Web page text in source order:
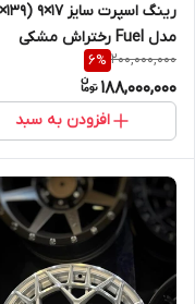
مدل Fuel رختراش مشکی
200,000,000
6%
188,000,000
افزودن به سبد